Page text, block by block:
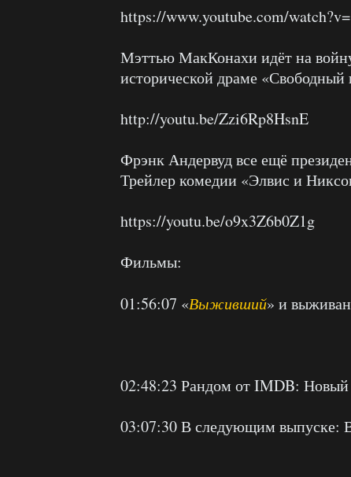
https://www.youtube.com/
Мэттью МакКонахи идёт на
исторической драме
http://youtu.be/Zzi6Rp8HsnE
Фрэнк Андервуд все ещё
Трейлер комедии «Элвис и
https://youtu.be/o9x3Z6b0Z1g
Фильмы:
01:56:07 «Выживший» и
02:48:23 Рандом от IMDB: Новый
03:07:30 В следующим выпуске: